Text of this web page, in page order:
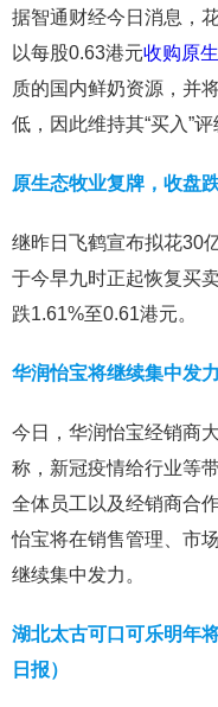
据智通财经今日消息，
以每股0.63港元收购原
质的国内鲜奶资源，并
低，因此维持其“买入”
原生态牧业复牌，收盘
继昨日飞鹤宣布拟花30
于今早九时正起恢复买
跌1.61%至0.61港元。
华润怡宝将继续集中发
今日，华润怡宝经销商
称，新冠疫情给行业等
全体员工以及经销商合
怡宝将在销售管理、市
继续集中发力。
湖北太古可口可乐明年
日报）